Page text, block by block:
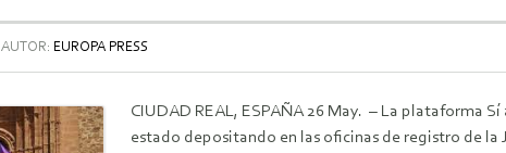
AUTOR: EUROPA PRESS
CIUDAD REAL, ESPAÑA 26 May. – La plataforma
estado depositando en las oficinas de registro de la